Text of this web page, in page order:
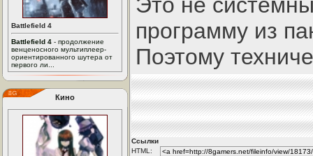
Battlefield 4
Battlefield 4 - продолжение
венценосного мультиплеер-
ориентированного шутера от
первого ли...
Кино
программу из
Поэтому
Ссылки
HTML: